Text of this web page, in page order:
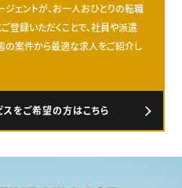
ェントが、お一人おひとりの転職
登録いただくことで、社員や派遣
の案件から最適な求人をご紹介し
をご希望の方はこちら